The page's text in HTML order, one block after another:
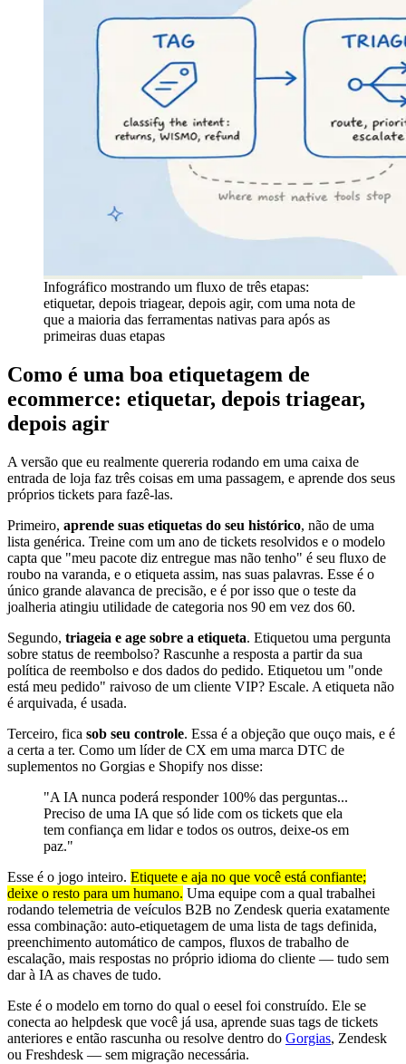
Infográfico mostrando um fluxo de três etapas:
etiquetar, depois triagear, depois agir, com uma nota de
que a maioria das ferramentas nativas para após as
primeiras duas etapas
Como é uma boa etiquetagem de
ecommerce: etiquetar, depois triagear,
depois agir
A versão que eu realmente quereria rodando em uma caixa de
entrada de loja faz três coisas em uma passagem, e aprende dos seus
próprios tickets para fazê-las.
Primeiro, aprende suas etiquetas do seu histórico, não de uma
lista genérica. Treine com um ano de tickets resolvidos e o modelo
capta que "meu pacote diz entregue mas não tenho" é seu fluxo de
roubo na varanda, e o etiqueta assim, nas suas palavras. Esse é o
único grande alavanca de precisão, e é por isso que o teste da
joalheria atingiu utilidade de categoria nos 90 em vez dos 60.
Segundo, triageia e age sobre a etiqueta. Etiquetou uma pergunta
sobre status de reembolso? Rascunhe a resposta a partir da sua
política de reembolso e dos dados do pedido. Etiquetou um "onde
está meu pedido" raivoso de um cliente VIP? Escale. A etiqueta não
é arquivada, é usada.
Terceiro, fica sob seu controle. Essa é a objeção que ouço mais, e é
a certa a ter. Como um líder de CX em uma marca DTC de
suplementos no Gorgias e Shopify nos disse:
"A IA nunca poderá responder 100% das perguntas...
Preciso de uma IA que só lide com os tickets que ela
tem confiança em lidar e todos os outros, deixe-os em
paz."
Esse é o jogo inteiro. Etiquete e aja no que você está confiante;
deixe o resto para um humano. Uma equipe com a qual trabalhei
rodando telemetria de veículos B2B no Zendesk queria exatamente
essa combinação: auto-etiquetagem de uma lista de tags definida,
preenchimento automático de campos, fluxos de trabalho de
escalação, mais respostas no próprio idioma do cliente — tudo sem
dar à IA as chaves de tudo.
Este é o modelo em torno do qual o eesel foi construído. Ele se
conecta ao helpdesk que você já usa, aprende suas tags de tickets
anteriores e então rascunha ou resolve dentro do Gorgias, Zendesk
ou Freshdesk — sem migração necessária.